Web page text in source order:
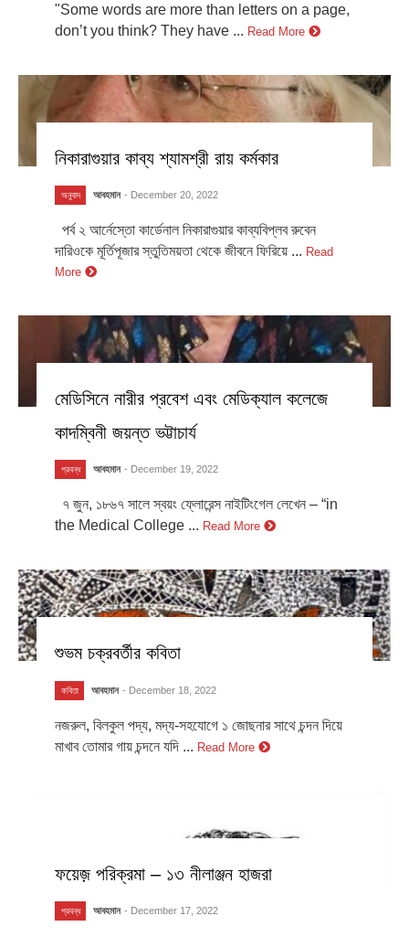
"Some words are more than letters on a page,
don’t you think? They have ... Read More
নিকারাগুয়ার কাব্য শ্যামশ্রী রায় কর্মকার
অনুবাদ আবহমান - December 20, 2022
পর্ব ২ আর্নেস্তো কার্ডেনাল নিকারাগুয়ার কাব্যবিপ্লব রুবেন
দারিওকে মূর্তিপূজার স্তুতিময়তা থেকে জীবনে ফিরিয়ে ... Read
More
মেডিসিনে নারীর প্রবেশ এবং মেডিক্যাল কলেজে
কাদম্বিনী জয়ন্ত ভট্টাচার্য
প্রবন্ধ আবহমান - December 19, 2022
৭ জুন, ১৮৬৭ সালে স্বয়ং ফ্লোরেন্স নাইটিংগেল লেখেন – “in
the Medical College ... Read More
শুভম চক্রবর্তীর কবিতা
কবিতা আবহমান - December 18, 2022
নজরুল, বিলকুল পদ্য, মদ্য-সহযোগে ১ জোছনার সাথে চন্দন দিয়ে
মাখাব তোমার গায় চন্দনে যদি ... Read More
ফয়েজ় পরিক্রমা – ১৩ নীলাঞ্জন হাজরা
প্রবন্ধ আবহমান - December 17, 2022